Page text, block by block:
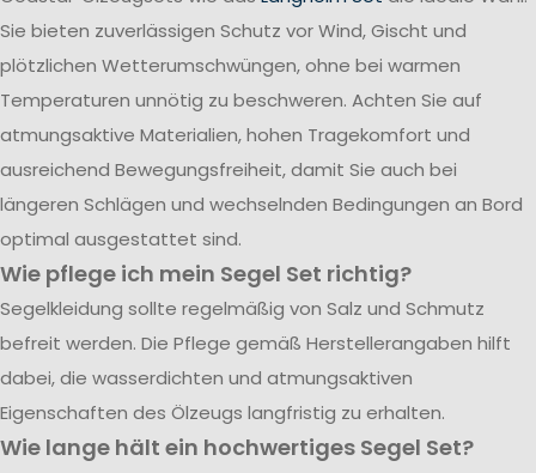
Sie bieten zuverlässigen Schutz vor Wind, Gischt und
plötzlichen Wetterumschwüngen, ohne bei warmen
Temperaturen unnötig zu beschweren. Achten Sie auf
atmungsaktive Materialien, hohen Tragekomfort und
ausreichend Bewegungsfreiheit, damit Sie auch bei
längeren Schlägen und wechselnden Bedingungen an Bord
optimal ausgestattet sind.
Wie pflege ich mein Segel Set richtig?
Segelkleidung sollte regelmäßig von Salz und Schmutz
befreit werden. Die Pflege gemäß Herstellerangaben hilft
dabei, die wasserdichten und atmungsaktiven
Eigenschaften des Ölzeugs langfristig zu erhalten.
Wie lange hält ein hochwertiges Segel Set?